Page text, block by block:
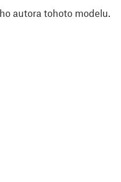
autora tohoto modelu.